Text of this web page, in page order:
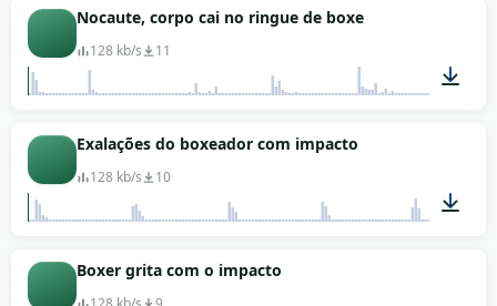
Nocaute, corpo cai no ringue de boxe
128 kb/s 11
Exalações do boxeador com impacto
128 kb/s 10
Boxer grita com o impacto